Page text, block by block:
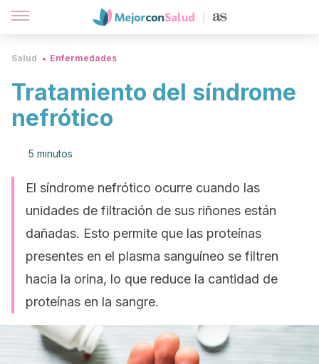
Salud Enfermedades
Tratamiento del síndrome
nefrótico
5 minutos
El síndrome nefrótico ocurre cuando las
unidades de filtración de sus riñones están
dañadas. Esto permite que las proteínas
presentes en el plasma sanguíneo se filtren
hacia la orina, lo que reduce la cantidad de
proteínas en la sangre.